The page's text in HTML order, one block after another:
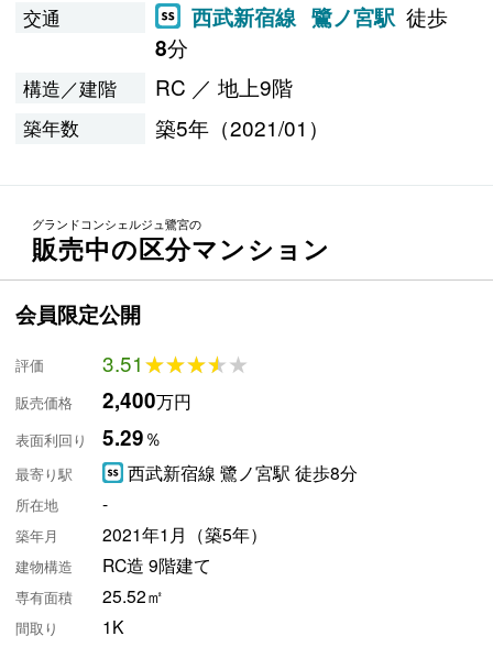
交通 西武新宿線 鷺ノ宮駅 徒歩
8分
構造／建階 RC ／ 地上9階
築年数 築5年（2021/01）
グランドコンシェルジュ鷺宮の
販売中の区分マンション
会員限定公開
評価 3.51★★★★★
★★★★★
販売価格 2,400万円
表面利回り 5.29％
最寄り駅 西武新宿線 鷺ノ宮駅 徒歩8分
所在地 -
築年月 2021年1月（築5年）
建物構造 RC造 9階建て
専有面積 25.52㎡
間取り 1K